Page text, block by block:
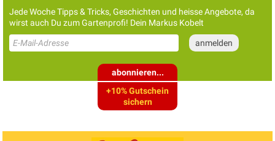
Jede Woche Tipps & Tricks, Geschichten und heisse Angebote, da
wirst auch Du zum Gartenprofi! Dein Markus Kobelt
abonnieren...
+10% Gutschein
sichern